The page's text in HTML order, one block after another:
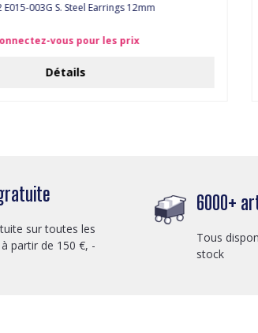
E015-003G S. Steel Earrings 12mm
vous pour les prix
Détails
sur toutes les
partir de 150 €, -
6000+
Tous
stock